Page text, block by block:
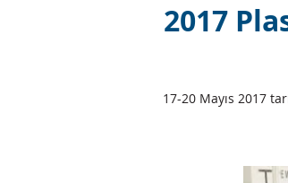
2017
17-20 Mayıs 2017